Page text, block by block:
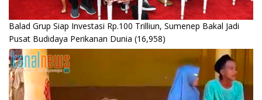
Balad Grup Siap Investasi Rp.100 Trilliun, Sumenep Bakal Jadi
Pusat Budidaya Perikanan Dunia (16,958)